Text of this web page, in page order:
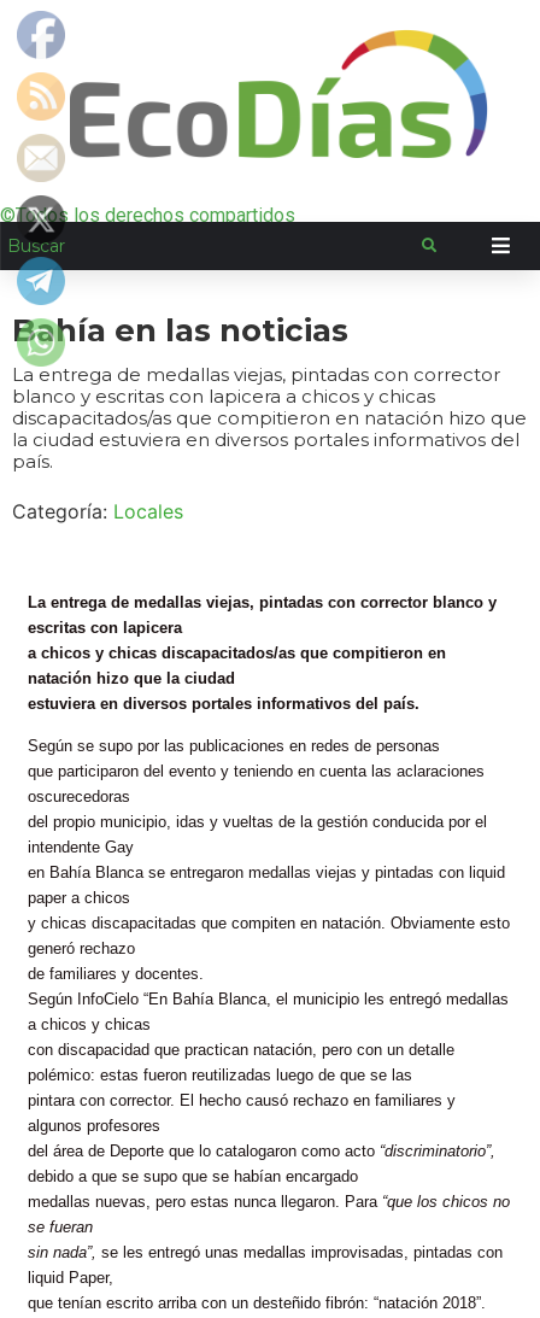
©Todos los derechos compartidos
Bahía en las noticias
La entrega de medallas viejas, pintadas con corrector
blanco y escritas con lapicera a chicos y chicas
discapacitados/as que compitieron en natación hizo que
la ciudad estuviera en diversos portales informativos del
país.
Categoría: Locales
La entrega de medallas viejas, pintadas con corrector blanco y
escritas con lapicera
a chicos y chicas discapacitados/as que compitieron en
natación hizo que la ciudad
estuviera en diversos portales informativos del país.
Según se supo por las publicaciones en redes de personas
que participaron del evento y teniendo en cuenta las aclaraciones
oscurecedoras
del propio municipio, idas y vueltas de la gestión conducida por el
intendente Gay
en Bahía Blanca se entregaron medallas viejas y pintadas con liquid
paper a chicos
y chicas discapacitadas que compiten en natación. Obviamente esto
generó rechazo
de familiares y docentes.
Según InfoCielo “En Bahía Blanca, el municipio les entregó medallas
a chicos y chicas
con discapacidad que practican natación, pero con un detalle
polémico: estas fueron reutilizadas luego de que se las
pintara con corrector. El hecho causó rechazo en familiares y
algunos profesores
del área de Deporte que lo catalogaron como acto “discriminatorio”,
debido a que se supo que se habían encargado
medallas nuevas, pero estas nunca llegaron. Para“que los chicos no
se fueran
sin nada”, se les entregó unas medallas improvisadas, pintadas con
liquid Paper,
que tenían escrito arriba con un desteñido fibrón: “natación 2018”.